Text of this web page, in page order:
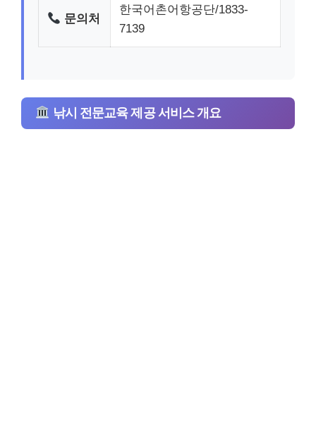
문의처
한국어촌어항공단/1833-
7139
낚시 전문교육 제공 서비스 개요